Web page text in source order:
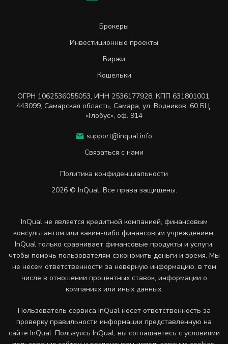
Брокеры
Инвестиционные проекты
Биржи
Кошельки
ОГРН 1062536055053, ИНН 2536177928, КПП 631801001,
443099, Самарская область, Самара, ул. Водников, 60 БЦ
«Глобус», оф. 914
support@inqual.info
Связаться с нами
Политика конфиденциальности
2026 © InQual. Все права защищены.
InQual не является кредитной компанией, финансовым
консультантом или каким-либо финансовым учреждением.
InQual только сравнивает финансовые продукты и услуги,
чтобы помочь пользователям сэкономить деньги и время. Мы
не несем ответственности за неверную информацию, в том
числе в отношении процентных ставок, информации о
компаниях или иных данных.
Пользователь сервиса InQual несет ответственность за
проверку правильности информации представленную на
сайте InQual. Пользуясь InQual, вы соглашаетесь с условиями